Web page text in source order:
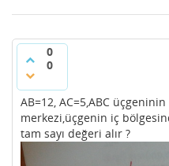
0
0
AB=12, AC=5,ABC
merkezi,üçgenin iç
tam sayı değeri alır ?